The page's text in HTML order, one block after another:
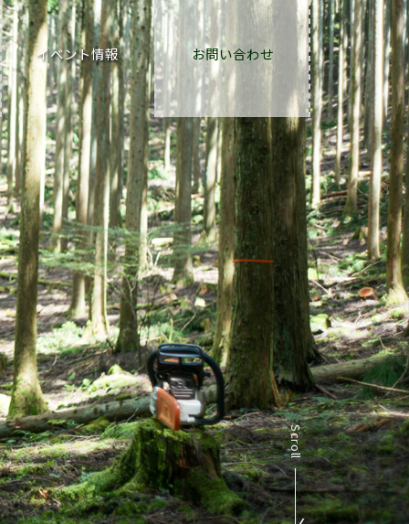
イベント情報 お問い合わせ
Scroll